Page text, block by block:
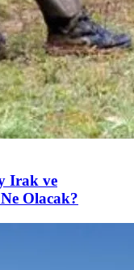
Irak ve
Olacak?